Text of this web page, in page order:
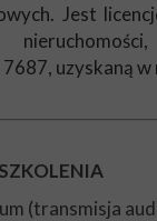
Jest
uzyskaną
(transmisja